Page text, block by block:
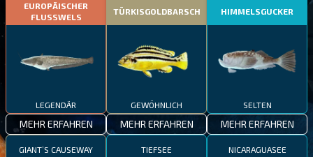
EUROPÄISCHER
FLUSSWELS
LEGENDÄR
MEHR ERFAHREN
TÜRKISGOLDBARSCH
GEWÖHNLICH
MEHR ERFAHREN
HIMMELSGUCKER
SELTEN
MEHR ERFAHREN
GIANT’S CAUSEWAY TIEFSEE NICARAGUASEE